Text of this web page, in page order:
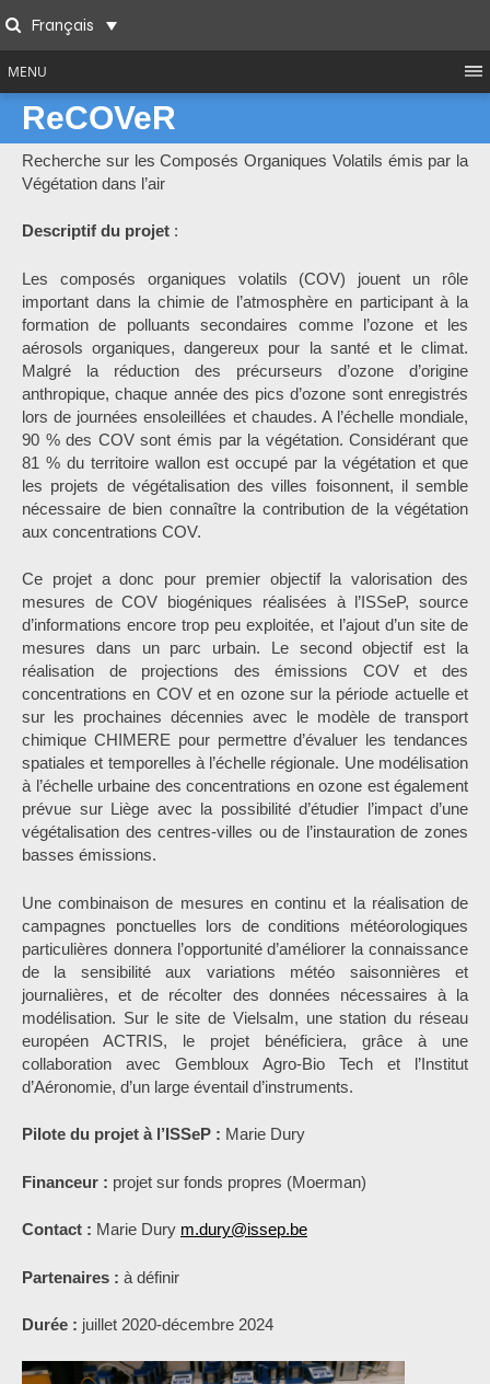
to
content
SearchFrançais
MENU
ReCOVeR
Recherche sur les Composés Organiques Volatils émis par la
Végétation dans l’air
Descriptif du projet :
Les composés organiques volatils (COV) jouent un rôle
important dans la chimie de l’atmosphère en participant à la
formation de polluants secondaires comme l’ozone et les
aérosols organiques, dangereux pour la santé et le climat.
Malgré la réduction des précurseurs d’ozone d’origine
anthropique, chaque année des pics d’ozone sont enregistrés
lors de journées ensoleillées et chaudes. A l’échelle mondiale,
90 % des COV sont émis par la végétation. Considérant que
81 % du territoire wallon est occupé par la végétation et que
les projets de végétalisation des villes foisonnent, il semble
nécessaire de bien connaître la contribution de la végétation
aux concentrations COV.
Ce projet a donc pour premier objectif la valorisation des
mesures de COV biogéniques réalisées à l’ISSeP, source
d’informations encore trop peu exploitée, et l’ajout d’un site de
mesures dans un parc urbain. Le second objectif est la
réalisation de projections des émissions COV et des
concentrations en COV et en ozone sur la période actuelle et
sur les prochaines décennies avec le modèle de transport
chimique CHIMERE pour permettre d’évaluer les tendances
spatiales et temporelles à l’échelle régionale. Une modélisation
à l’échelle urbaine des concentrations en ozone est également
prévue sur Liège avec la possibilité d’étudier l’impact d’une
végétalisation des centres-villes ou de l’instauration de zones
basses émissions.
Une combinaison de mesures en continu et la réalisation de
campagnes ponctuelles lors de conditions météorologiques
particulières donnera l’opportunité d’améliorer la connaissance
de la sensibilité aux variations météo saisonnières et
journalières, et de récolter des données nécessaires à la
modélisation. Sur le site de Vielsalm, une station du réseau
européen ACTRIS, le projet bénéficiera, grâce à une
collaboration avec Gembloux Agro-Bio Tech et l’Institut
d’Aéronomie, d’un large éventail d’instruments.
Pilote du projet à l’ISSeP : Marie Dury
Financeur : projet sur fonds propres (Moerman)
Contact : Marie Dury m.dury@issep.be
Partenaires : à définir
Durée : juillet 2020-décembre 2024